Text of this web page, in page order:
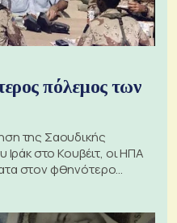
πόλεμος των
της Σαουδικής
Ιράκ στο Κουβέιτ, οι ΗΠΑ
στον φθηνότερο